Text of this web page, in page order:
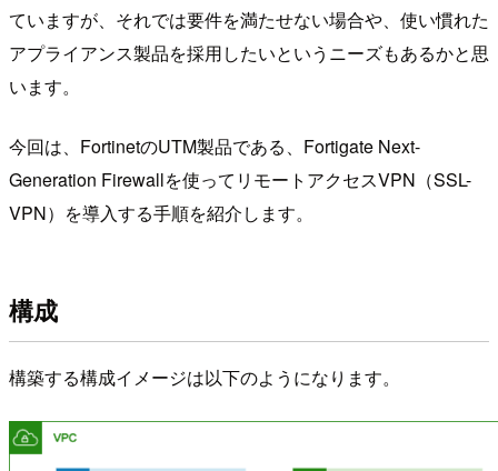
ていますが、それでは要件を満たせない場合や、使い慣れた
アプライアンス製品を採用したいというニーズもあるかと思
います。
今回は、FortinetのUTM製品である、Fortigate Next-
Generation Firewallを使ってリモートアクセスVPN（SSL-
VPN）を導入する手順を紹介します。
構成
構築する構成イメージは以下のようになります。